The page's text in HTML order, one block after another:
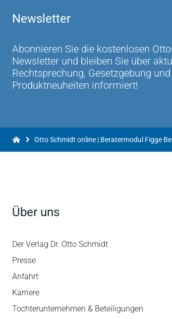
Newsletter
Abonnieren Sie die kostenlosen
Newsletter und bleiben Sie über
Rechtsprechung, Gesetzgebung und
Produktneuheiten informiert!
Über uns
Der Verlag Dr. Otto Schmidt
Presse
Anfahrt
Karriere
Tochterunternehmen & Beteiligungen